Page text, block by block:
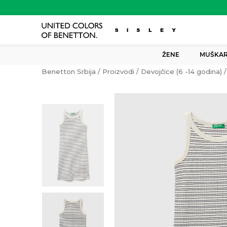
ŽENE
Benetton Srbija Proizvodi Devojčice (6 -14 godina)